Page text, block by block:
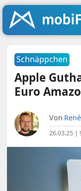
Schnäppchen
Apple
Euro
Von
26.03.25 |